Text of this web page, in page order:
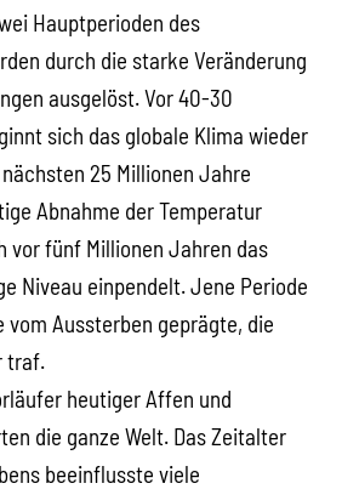
Hauptperioden des
durch die starke Veränderung
ausgelöst. Vor 40-30
sich das globale Klima wieder
25 Millionen Jahre
Abnahme der Temperatur
vor fünf Millionen Jahren das
Niveau einpendelt. Jene Periode
Aussterben geprägte, die
traf.
heutiger Affen und
die ganze Welt. Das Zeitalter
beeinflusste viele